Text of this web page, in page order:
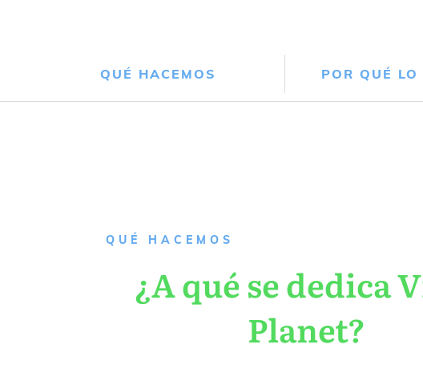
QUÉ HACEMOS POR QUÉ LO
QUÉ HACEMOS
¿A qué se dedica
Planet?